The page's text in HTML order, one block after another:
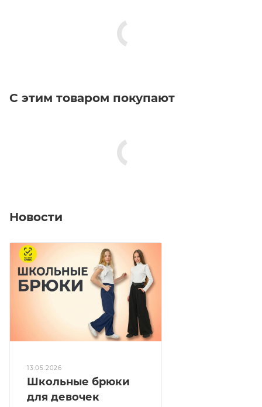
С этим товаром покупают
Новости
13.05.2026
Школьные брюки
для девочек